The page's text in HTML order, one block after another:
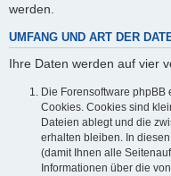
werden.
UMFANG UND ART DER
Ihre Daten werden auf vier
Die Forensoftware phpBB
Cookies. Cookies sind
Dateien ablegt und die
erhalten bleiben. In
(damit Ihnen alle
Informationen über die